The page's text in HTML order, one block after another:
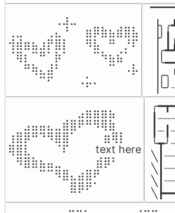
⠀⠀⠀⠀⠀⠀⢀⣰⣀⠀⠀⠀⠀⠀⠀⠀⠀
⢀⣀⠀⠀⠀⢀⣄⠘⠀⠀⣶⡿⣷⣦⣾⣿⣧
⢺⣾⣶⣦⣰⡟⣿⡇⠀⠀⠻⣧⠀⠛⠀⡘⠏
⠈⢿⡆⠉⠛⠁⡷⠁⠀⠀⠀⠉⠳⣦⣮⠁⠀
⠀⠀⠛⢷⣄⣼⠃⠀⠀⠀⠀⠀⠀⠉⠀⠠⡧
⠀⠀⠀⠀⠉⠋⠀⠀⠀⠠⡥⠄⠀⠀⠀⠀⠀
⠀⠀⠀⠀⠀⠀⠀⠀⠀⣠⣶⣶⣶⣦⠀⠀
⠀⠀⣠⣤⣤⣄⣀⣾⣿⠟⠛⠻⢿⣷⠀
⢰⣿⡿⠛⠙⠻⣿⣿⠁⠀⠀ ⠀⣶⢿⡇
⢿⣿⣇⠀⠀⠀⠈⠏⠀⠀⠀ text here
⠀⠻⣿⣷⣦⣤⣀⠀⠀⠀ ⠀⣾⡿⠃⠀
⠀⠀⠀⠀⠉⠉⠻⣿⣄⣴⣿⠟⠀⠀⠀
⠀⠀⠀⠀⠀⠀⠀⠀⣿⡿⠟⠁⠀⠀⠀